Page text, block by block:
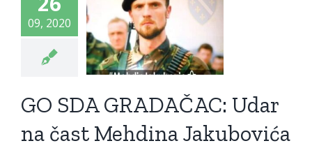
09, 2020
na čast
je na
nas!!!
Vijesti
GO SDA GRADAČAC: Udar
na čast Mehdina Jakubovića